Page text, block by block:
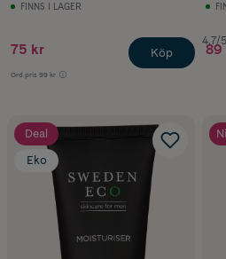
FINNS I LAGER
75 kr
Ord.pris 99 kr
Köp
4.7/5
89
Deal
Eko